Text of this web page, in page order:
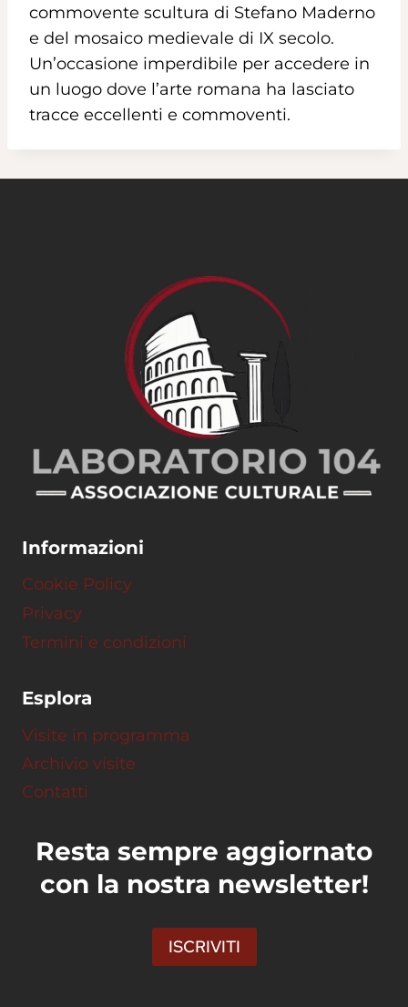
commovente scultura di Stefano Maderno
e del mosaico medievale di IX secolo.
Un’occasione imperdibile per accedere in
un luogo dove l’arte romana ha lasciato
tracce eccellenti e commoventi.
Informazioni
Cookie Policy
Privacy
Termini e condizioni
Esplora
Visite in programma
Archivio visite
Contatti
Resta sempre aggiornato
con la nostra newsletter!
ISCRIVITI